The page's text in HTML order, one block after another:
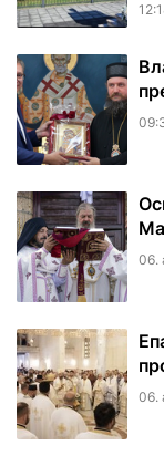
06.
06.